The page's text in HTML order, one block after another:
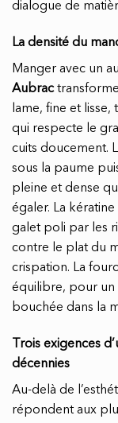
dialogue de
La densité du
Manger avec un
Aubrac
lame, fine et lisse,
qui respecte le
cuits doucement.
sous la paume
pleine et dense
égaler. La
galet poli par les
contre le plat du
crispation. La
équilibre, pour un
bouchée dans la
Trois exigences
décennies
Au-delà de
répondent aux